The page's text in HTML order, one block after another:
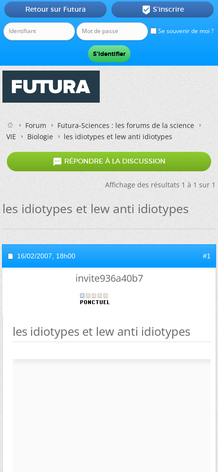
Se souvenir de moi ?
Retour sur Futura  S'inscrire
Forum
Futura-Sciences : les forums de la science
VIE
Biologie les idiotypes et lew anti idiotypes
 RÉPONDRE À LA DISCUSSION
Affichage des résultats 1 à 1 sur 1
les idiotypes et lew anti idiotypes
16/02/2007, 18h00 #1
invite936a40b7
les idiotypes et lew anti idiotypes